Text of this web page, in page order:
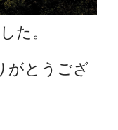
た。
がとうござ